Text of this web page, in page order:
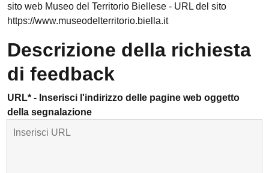
sito web Museo del Territorio Biellese - URL del sito
https://www.museodelterritorio.biella.it
Descrizione della richiesta
di feedback
URL* - Inserisci l'indirizzo delle pagine web oggetto
della segnalazione